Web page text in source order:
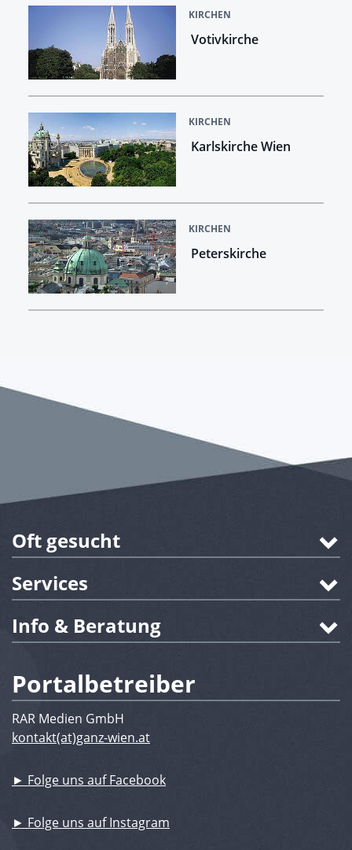
KIRCHEN
Votivkirche
KIRCHEN
Karlskirche Wien
KIRCHEN
Peterskirche
Oft gesucht
Services
Info & Beratung
Portalbetreiber
RAR Medien GmbH
kontakt(at)ganz-wien.at
► Folge uns auf Facebook
► Folge uns auf Instagram